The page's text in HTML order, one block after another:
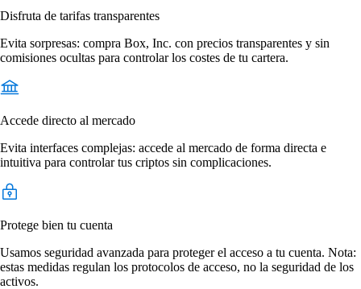
Disfruta de tarifas transparentes
Evita sorpresas: compra Box, Inc. con precios transparentes y sin
comisiones ocultas para controlar los costes de tu cartera.
Accede directo al mercado
Evita interfaces complejas: accede al mercado de forma directa e
intuitiva para controlar tus criptos sin complicaciones.
Protege bien tu cuenta
Usamos seguridad avanzada para proteger el acceso a tu cuenta. Nota:
estas medidas regulan los protocolos de acceso, no la seguridad de los
activos.